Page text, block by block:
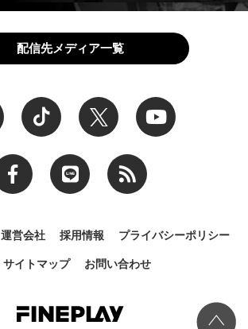
配信先メディア一覧
運営会社 採用情報 プライバシーポリシー
サイトマップ お問い合わせ